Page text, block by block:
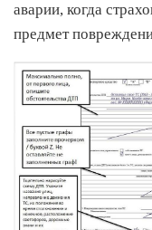
аварии, когда
предмет